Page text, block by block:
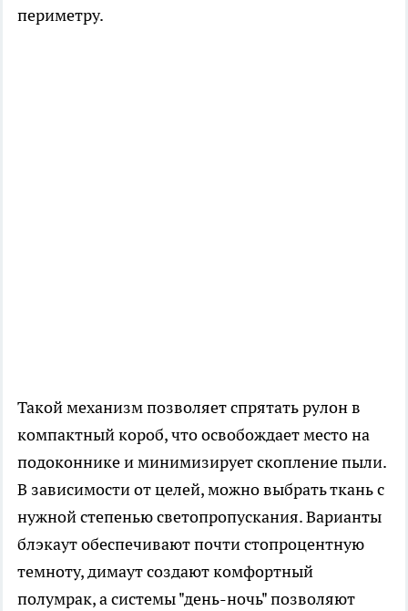
периметру.
Такой механизм позволяет спрятать рулон в
компактный короб, что освобождает место на
подоконнике и минимизирует скопление пыли.
В зависимости от целей, можно выбрать ткань с
нужной степенью светопропускания. Варианты
блэкаут обеспечивают почти стопроцентную
темноту, димаут создают комфортный
полумрак, а системы "день-ночь" позволяют